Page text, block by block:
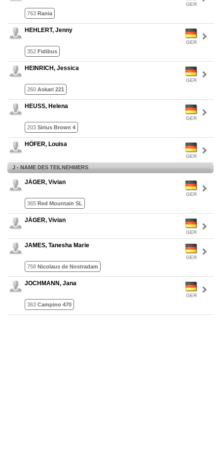
GER
763 Rania
GER
HEHLERT, Jenny
352 Fidibus
GER
HEINRICH, Jessica
260 Askari 221
GER
HEUSS, Helena
203 Sirius Brown 4
GER
HÖFER, Louisa
J - NAME DES TEILNEHMERS
GER
JÄGER, Vivian
365 Red Mountain SL
GER
JÄGER, Vivian
GER
JAMES, Tanesha Marie
758 Nicolaus de Nostradam
GER
JOCHMANN, Jana
363 Campino 470